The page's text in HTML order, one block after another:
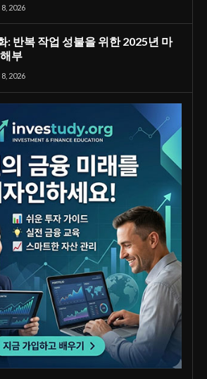
2026
: 반복 작업 성불을 위한 2025년 마
부
2026